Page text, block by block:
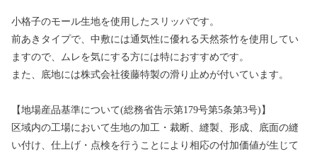
小格子のモール生地を使用したスリッパです。
前あきタイプで、中敷には通気性に優れる天然茶竹を使用してい
ますので、ムレを気にする方には特におすすめです。
また、底地には株式会社後藤特製の滑り止めが付いています。
【地場産品基準について(総務省告示第179号第5条第3号)】
区域内の工場において生地の加工・裁断、縫製、形成、底面の縫
い付け、仕上げ・点検を行うことにより相応の付加価値が生じて